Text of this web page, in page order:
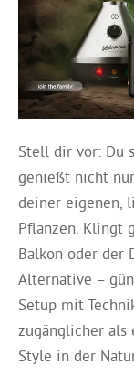
Stell dir vor: Du
genießt nicht
deiner eigenen,
Pflanzen. Klingt
Balkon oder der
Alternative –
Setup mit
zugänglicher als
Style in der